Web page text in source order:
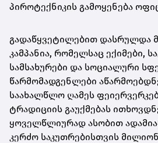
პიროტექნიკის გამოყენება
გადაწყვეტილებით დასრულდა
კამპანია, რომელსაც ექიმები,
სამსახურები და სოციალური
წარმომადგენლები
საახალწლო ღამეს
ტრადიციის გაუქმებას
ყოველწლიურად ასობით
კერძო საკუთრებისთვის